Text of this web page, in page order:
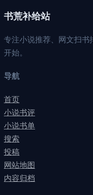
书荒补给站
专注小说推荐、网文扫书
开始。
导航
首页
小说书评
小说书单
搜索
投稿
网站地图
内容归档